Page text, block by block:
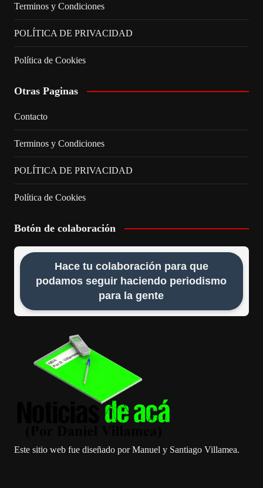
Terminos y Condiciones
POLÍTICA DE PRIVACIDAD
Política de Cookies
Otras Paginas
Contacto
Terminos y Condiciones
POLÍTICA DE PRIVACIDAD
Política de Cookies
Botón de colaboración
Hace tu colaboración para que
podamos seguir haciendo periodismo
para la gente
Este sitio web fue diseñado por Manuel y Santiago Villamea.